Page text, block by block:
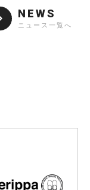
NEWS
ニュース一覧へ